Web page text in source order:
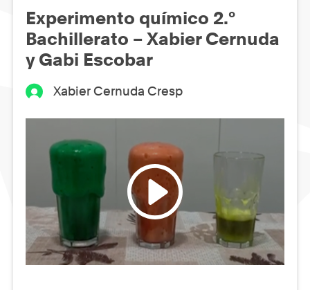
Experimento químico 2.º
Bachillerato – Xabier Cernuda
y Gabi Escobar
Xabier Cernuda Cresp